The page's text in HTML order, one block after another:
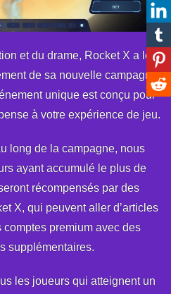
et du drame, Rocket X a le
de sa nouvelle campagne
unique est conçu pour
à votre expérience de jeu.
long de la campagne, nous
ayant accumulé le plus de
récompensés par des
X, qui peuvent aller d’articles
premium avec des
supplémentaires.
les joueurs qui atteignent un